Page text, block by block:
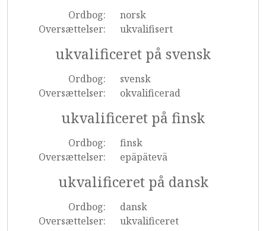
Ordbog:
norsk
Oversættelser:
ukvalifisert
ukvalificeret på svensk
Ordbog:
svensk
Oversættelser:
okvalificerad
ukvalificeret på finsk
Ordbog:
finsk
Oversættelser:
epäpätevä
ukvalificeret på dansk
Ordbog:
dansk
Oversættelser:
ukvalificeret